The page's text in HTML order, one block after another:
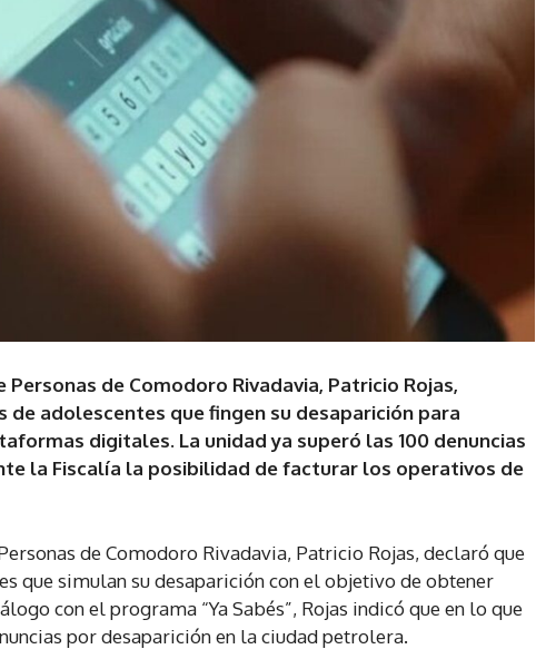
Personas de Comodoro Rivadavia, Patricio Rojas,
adolescentes que fingen su desaparición para
digitales. La unidad ya superó las 100 denuncias
la Fiscalía la posibilidad de facturar los operativos de
de Comodoro Rivadavia, Patricio Rojas, declaró que
que simulan su desaparición con el objetivo de obtener
con el programa “Ya Sabés”, Rojas indicó que en lo que
por desaparición en la ciudad petrolera.